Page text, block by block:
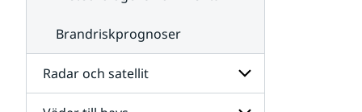
Brandriskprognoser
Radar och satellit